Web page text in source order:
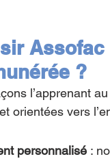
?
l’apprenant
orientées vers
personnalisé :